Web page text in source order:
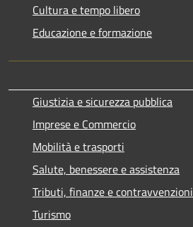
Cultura e tempo libero
Educazione e formazione
Giustizia e sicurezza pubblica
Imprese e Commercio
Mobilità e trasporti
Salute, benessere e assistenza
Tributi, finanze e contravvenzioni
Turismo